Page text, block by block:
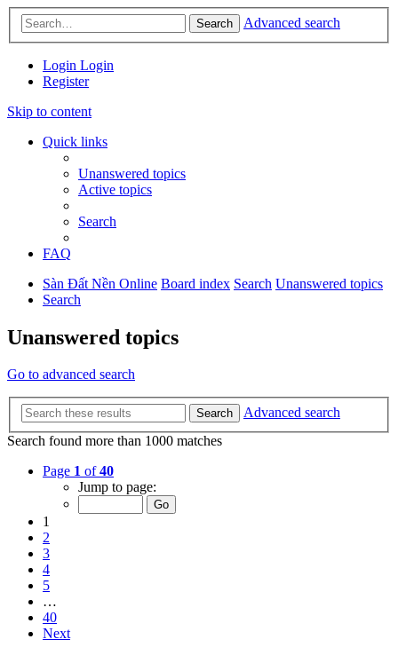
Search Advanced search
Login Login
Register
Skip to content
Quick links
Unanswered topics
Active topics
Search
FAQ
Sàn Đất Nền Online Board index Search Unanswered topics
Search
Unanswered topics
Go to advanced search
Search
Advanced search
Search found more than 1000 matches
Page 1 of40
Jump to page:
1
2
3
4
5
…
40
Next